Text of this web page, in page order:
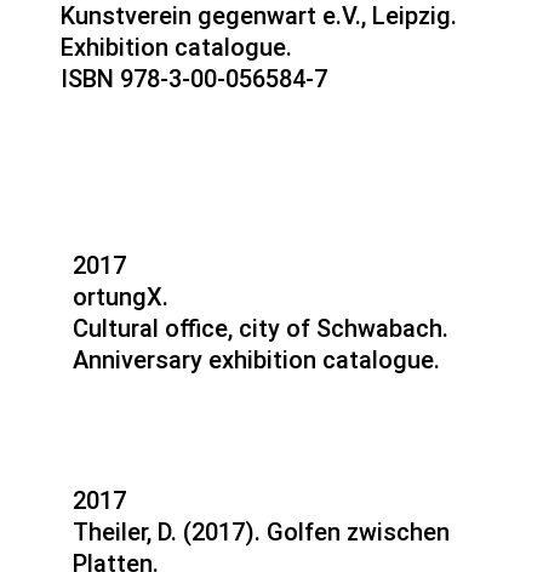
Kunstverein gegenwart e.V., Leipzig.
Exhibition catalogue.
ISBN 978-3-00-056584-7
2017
ortungX.
Cultural office, city of Schwabach.
Anniversary exhibition catalogue.
2017
Theiler, D. (2017). Golfen zwischen
Platten.